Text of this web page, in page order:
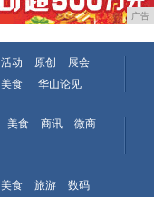
广告
活动 原创
展会
美食 华山论见
美食 商讯
微商
美食 旅游
数码